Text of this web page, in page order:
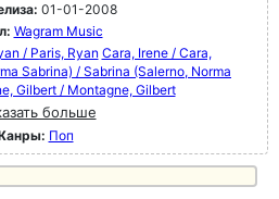
01-01-2008
Wagram Music
/ Paris, Ryan Cara, Irene / Cara,
Sabrina) / Sabrina (Salerno, Norma
Gilbert / Montagne, Gilbert
больше
Поп